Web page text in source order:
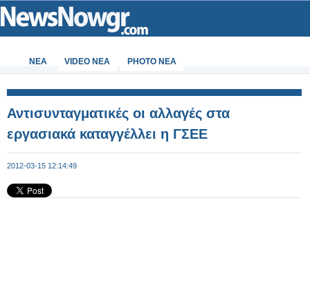
ΝΕΑ VIDEO NEA PHOTO NEA
Αντισυνταγματικές οι αλλαγές στα
εργασιακά καταγγέλλει η ΓΣΕΕ
2012-03-15 12:14:49